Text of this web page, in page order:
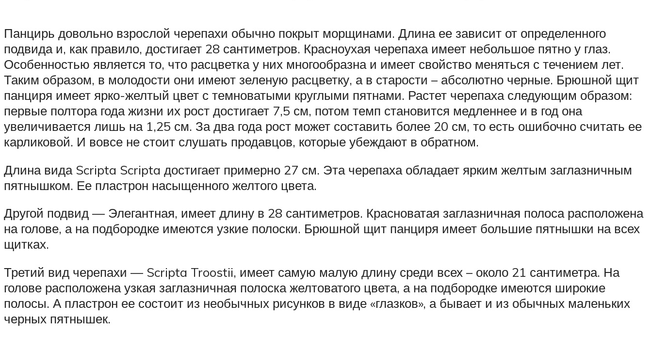
Панцирь довольно взрослой черепахи обычно покрыт морщинами. Длина ее зависит от определенного
подвида и, как правило, достигает 28 сантиметров. Красноухая черепаха имеет небольшое пятно у глаз.
Особенностью является то, что расцветка у них многообразна и имеет свойство меняться с течением лет.
Таким образом, в молодости они имеют зеленую расцветку, а в старости – абсолютно черные. Брюшной щит
панциря имеет ярко-желтый цвет с темноватыми круглыми пятнами. Растет черепаха следующим образом:
первые полтора года жизни их рост достигает 7,5 см, потом темп становится медленнее и в год она
увеличивается лишь на 1,25 см. За два года рост может составить более 20 см, то есть ошибочно считать ее
карликовой. И вовсе не стоит слушать продавцов, которые убеждают в обратном.
Длина вида Scripta Scripta достигает примерно 27 см. Эта черепаха обладает ярким желтым заглазничным
пятнышком. Ее пластрон насыщенного желтого цвета.
Другой подвид — Элегантная, имеет длину в 28 сантиметров. Красноватая заглазничная полоса расположена
на голове, а на подбородке имеются узкие полоски. Брюшной щит панциря имеет большие пятнышки на всех
щитках.
Третий вид черепахи — Scripta Troostii, имеет самую малую длину среди всех – около 21 сантиметра. На
голове расположена узкая заглазничная полоска желтоватого цвета, а на подбородке имеются широкие
полосы. А пластрон ее состоит из необычных рисунков в виде «глазков», а бывает и из обычных маленьких
черных пятнышек.